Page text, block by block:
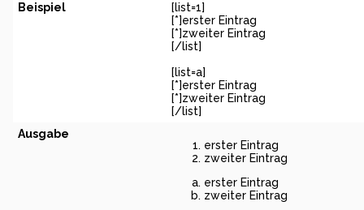
Beispiel
[list=1]
[*]erster Eintrag
[*]zweiter Eintrag
[/list]
[list=a]
[*]erster Eintrag
[*]zweiter Eintrag
[/list]
Ausgabe
erster Eintrag
zweiter Eintrag
erster Eintrag
zweiter Eintrag